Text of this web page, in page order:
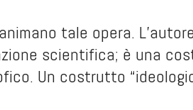
tale opera.
scientifica; è una
Un costrutto